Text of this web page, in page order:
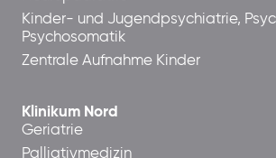
Kinder- und Jugendpsychiatrie,
Psychosomatik
Zentrale Aufnahme Kinder
Klinikum Nord
Geriatrie
Palliativmedizin